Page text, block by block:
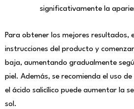
significativamente la
Para obtener los mejores resultados,
instrucciones del producto y
baja, aumentando gradualmente
piel. Además, se recomienda el uso
el ácido salicílico puede aumentar la
sol.